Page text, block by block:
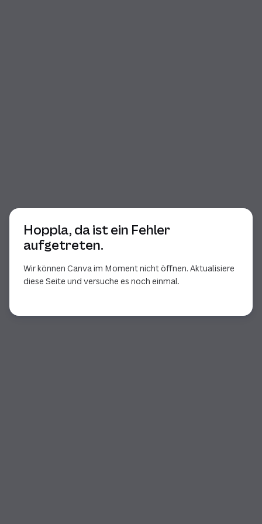
Hoppla, da ist ein Fehler
aufgetreten.
Wir können Canva im Moment nicht öffnen. Aktualisiere
diese Seite und versuche es noch einmal.